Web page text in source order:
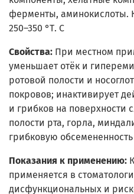
ферменты, аминокислоты.
250–350 °Т. С
Свойства: При местном
уменьшает отёк и
ротовой полости и
покровов; инактивирует
и грибков на поверхности
полости рта, горла,
грибковую
Показания к применению:
применяется в
дисфункциональных и